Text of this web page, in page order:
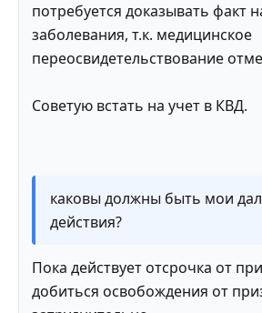
потребуется доказывать факт
заболевания, т.к. медицинское
переосвидетельствование
Советую встать на учет в КВД.
каковы должны быть мои
действия?
Пока действует отсрочка от
добиться освобождения от